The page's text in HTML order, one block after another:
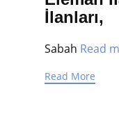
İlanları,
Sabah Read
Read More